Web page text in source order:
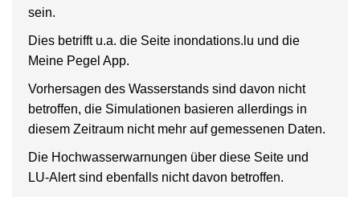
sein.
Dies betrifft u.a. die Seite inondations.lu und die
Meine Pegel App.
Vorhersagen des Wasserstands sind davon nicht
betroffen, die Simulationen basieren allerdings in
diesem Zeitraum nicht mehr auf gemessenen Daten.
Die Hochwasserwarnungen über diese Seite und
LU-Alert sind ebenfalls nicht davon betroffen.